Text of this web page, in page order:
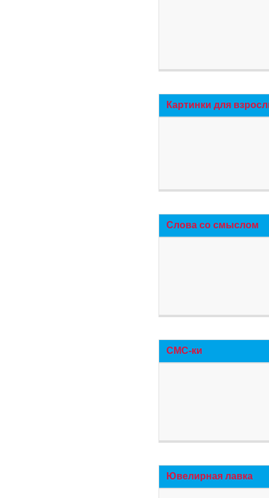
Картинки для
Слова со смыслом
СМС-ки
Ювелирная лавка